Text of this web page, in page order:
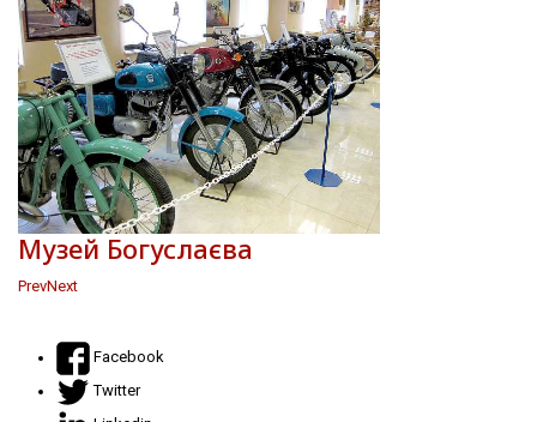
Музей Богуслаєва
PrevNext
Facebook
Twitter